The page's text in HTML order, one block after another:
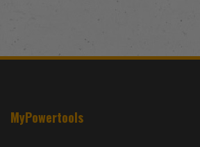
MyPowertools